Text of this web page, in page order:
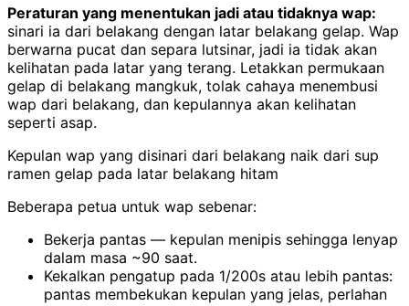
Peraturan yang menentukan jadi atau tidaknya wap:
sinari ia dari belakang dengan latar belakang gelap. Wap
berwarna pucat dan separa lutsinar, jadi ia tidak akan
kelihatan pada latar yang terang. Letakkan permukaan
gelap di belakang mangkuk, tolak cahaya menembusi
wap dari belakang, dan kepulannya akan kelihatan
seperti asap.
Kepulan wap yang disinari dari belakang naik dari sup
ramen gelap pada latar belakang hitam
Beberapa petua untuk wap sebenar:
Bekerja pantas — kepulan menipis sehingga lenyap
dalam masa ~90 saat.
Kekalkan pengatup pada 1/200s atau lebih pantas:
pantas membekukan kepulan yang jelas, perlahan